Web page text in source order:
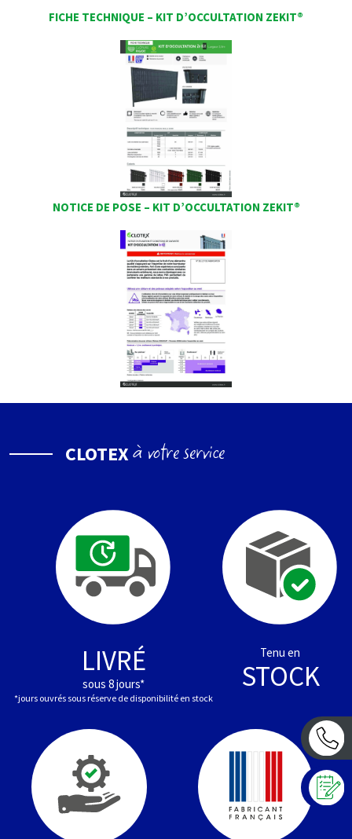
FICHE TECHNIQUE – KIT D’OCCULTATION ZEKIT®
NOTICE DE POSE – KIT D’OCCULTATION ZEKIT®
CLOTEXà votre service
LIVRÉ
sous 8 jours*
*jours ouvrés sous réserve de disponibilité en stock
Tenu en
STOCK